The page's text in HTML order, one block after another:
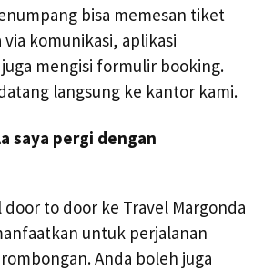
bisa memesan tiket
komunikasi, aplikasi
mengisi formulir booking.
langsung ke kantor kami.
saya pergi dengan
door to door ke Travel Margonda
untuk perjalanan
Anda boleh juga